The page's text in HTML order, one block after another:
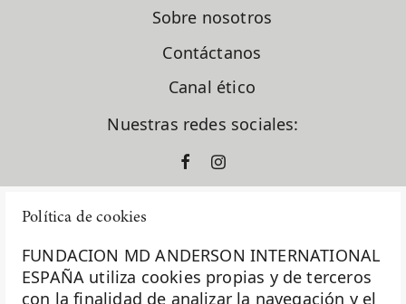
Política de cookies
FUNDACION MD ANDERSON INTERNATIONAL
ESPAÑA utiliza cookies propias y de terceros
con la finalidad de analizar la navegación y el
Sobre nosotros
Contáctanos
Canal ético
Nuestras redes sociales:
La Fundación MD Anderson España - Hospiten es